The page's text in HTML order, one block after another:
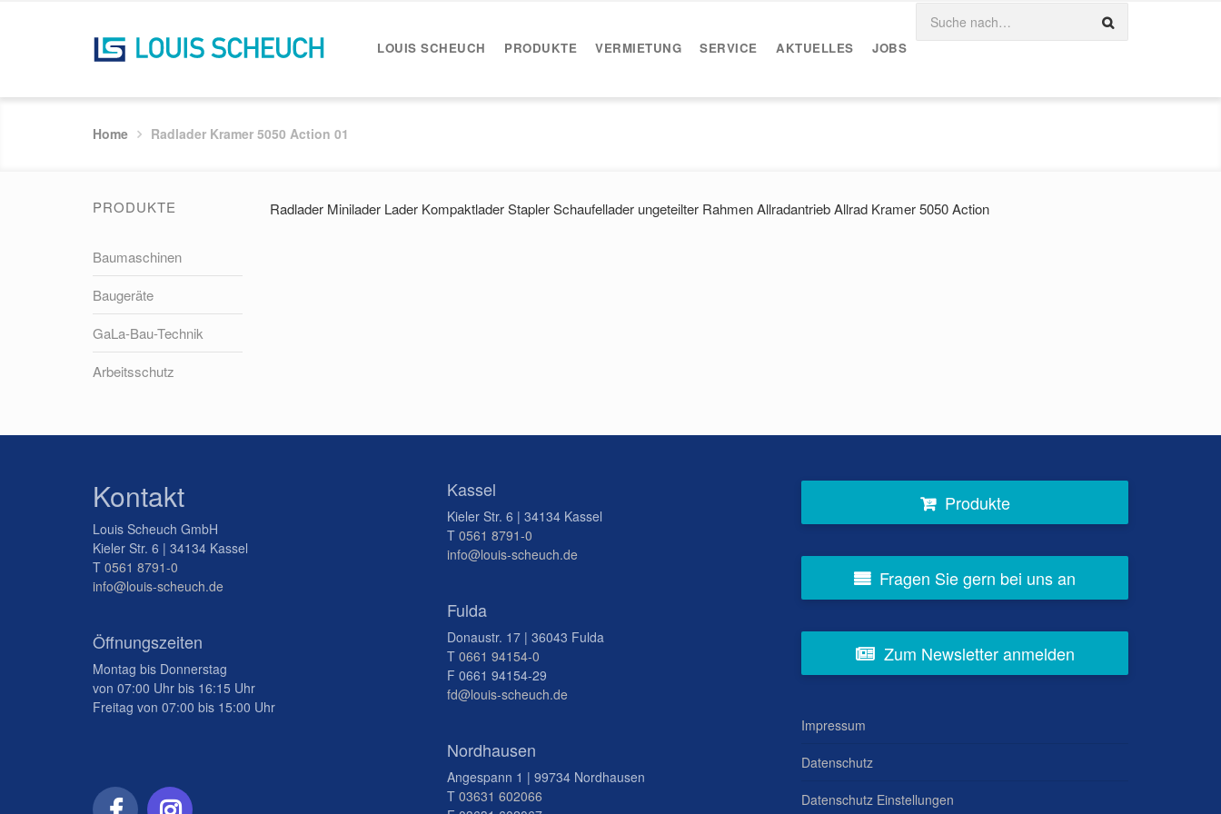
LOUIS SCHEUCH PRODUKTE VERMIETUNG SERVICE AKTUELLES JOBS
Home Radlader Kramer 5050 Action 01
PRODUKTE
Baumaschinen
Baugeräte
GaLa-Bau-Technik
Arbeitsschutz
Radlader Minilader Lader Kompaktlader Stapler Schaufellader ungeteilter Rahmen Allradantrieb Allrad Kramer 5050 Action
Kontakt
Louis Scheuch GmbH
Kieler Str. 6 | 34134 Kassel
T 0561 8791-0
info@louis-scheuch.de
Öffnungszeiten
Montag bis Donnerstag
von 07:00 Uhr bis 16:15 Uhr
Freitag von 07:00 bis 15:00 Uhr
Kassel
Kieler Str. 6 | 34134 Kassel
T 0561 8791-0
info@louis-scheuch.de
Fulda
Donaustr. 17 | 36043 Fulda
T 0661 94154-0
F 0661 94154-29
fd@louis-scheuch.de
Nordhausen
Angespann 1 | 99734 Nordhausen
T 03631 602066
Produkte
Fragen Sie gern bei uns an
Zum Newsletter anmelden
Impressum
Datenschutz
Datenschutz Einstellungen